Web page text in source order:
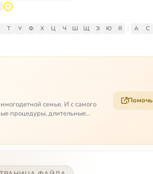
Т У Ф Х Ц Ч Ш Щ Э Ю Я | A C
семье. И с самого
процедуры, длительные
Помочь